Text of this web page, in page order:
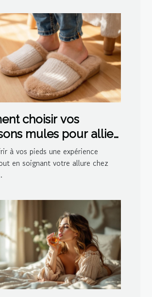
choisir vos
mules pour allier
et style ?
à vos pieds une expérience
en soignant votre allure chez